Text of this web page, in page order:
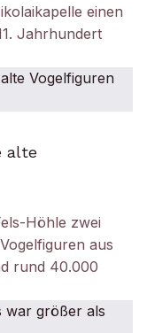
einen
Jahrhundert
alte
Höhle zwei
aus
rund 40.000